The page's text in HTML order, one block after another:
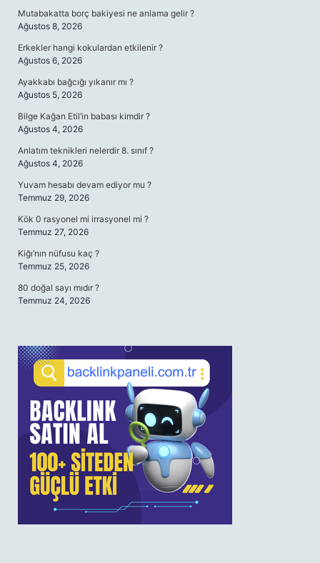
Mutabakatta borç bakiyesi ne anlama gelir ?
Ağustos 8, 2026
Erkekler hangi kokulardan etkilenir ?
Ağustos 6, 2026
Ayakkabı bağcığı yıkanır mı ?
Ağustos 5, 2026
Bilge Kağan Etil’in babası kimdir ?
Ağustos 4, 2026
Anlatım teknikleri nelerdir 8. sınıf ?
Ağustos 4, 2026
Yuvam hesabı devam ediyor mu ?
Temmuz 29, 2026
Kök 0 rasyonel mi irrasyonel mi ?
Temmuz 27, 2026
Kiğı’nın nüfusu kaç ?
Temmuz 25, 2026
80 doğal sayı mıdır ?
Temmuz 24, 2026